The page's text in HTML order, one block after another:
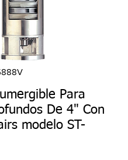
Para
De 4" Con
modelo ST-